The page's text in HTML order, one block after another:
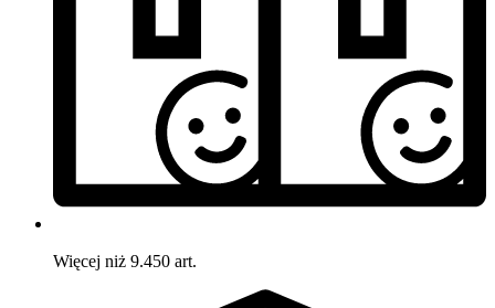
Więcej niż 9.450 art.